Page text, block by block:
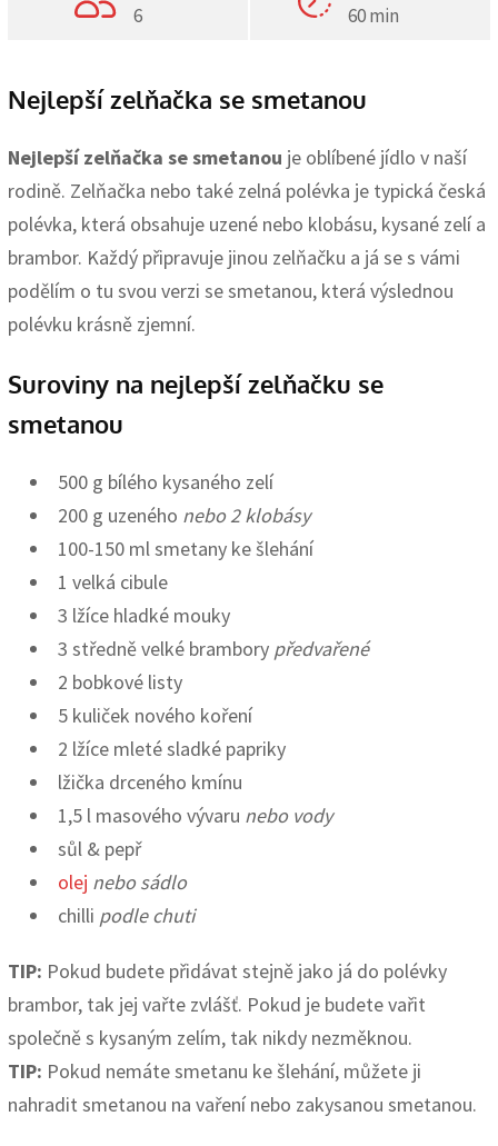
6
60 min
Nejlepší zelňačka se smetanou
Nejlepší zelňačka se smetanou je oblíbené jídlo v naší
rodině. Zelňačka nebo také zelná polévka je typická česká
polévka, která obsahuje uzené nebo klobásu, kysané zelí a
brambor. Každý připravuje jinou zelňačku a já se s vámi
podělím o tu svou verzi se smetanou, která výslednou
polévku krásně zjemní.
Suroviny na nejlepší zelňačku se
smetanou
500 g bílého kysaného zelí
200 g uzeného nebo 2 klobásy
100-150 ml smetany ke šlehání
1 velká cibule
3 lžíce hladké mouky
3 středně velké brambory předvařené
2 bobkové listy
5 kuliček nového koření
2 lžíce mleté sladké papriky
lžička drceného kmínu
1,5 l masového vývaru nebo vody
sůl & pepř
olej nebo sádlo
chilli podle chuti
TIP: Pokud budete přidávat stejně jako já do polévky
brambor, tak jej vařte zvlášť. Pokud je budete vařit
společně s kysaným zelím, tak nikdy nezměknou.
TIP: Pokud nemáte smetanu ke šlehání, můžete ji
nahradit smetanou na vaření nebo zakysanou smetanou.